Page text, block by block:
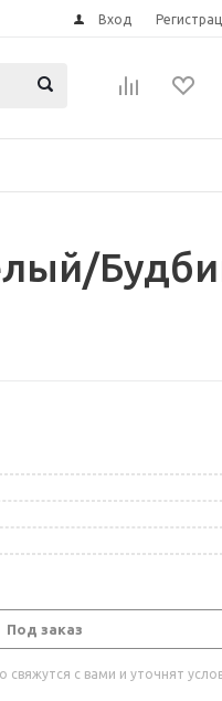
Вход
Под заказ
с вами и уточнят